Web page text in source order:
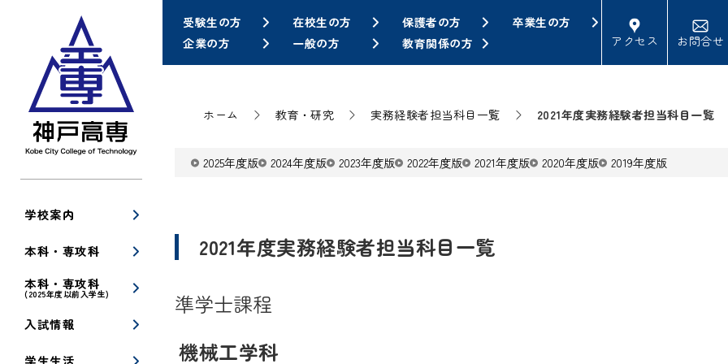
学校案内
本科・専攻科
本科・専攻科
(2025年度以前入学生)
入試情報
学生生活
受験生の方 在校生の方 保護者の方
卒業生の方
企業の方
一般の方 教育関係の方 アクセス お問合せ
ホーム 教育・研究 実務経験者担当科目一覧 2021年度実務経験者担当科目一覧
2025年度版 2024年度版 2023年度版 2022年度版 2021年度版 2020年度版 2019年度版
2021年度実務経験者担当科目一覧
準学士課程
機械工学科